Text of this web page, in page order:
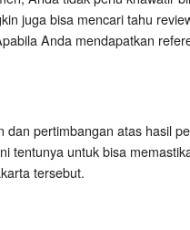
juga bisa mencari tahu
Anda mendapatkan
pertimbangan atas hasil
tentunya untuk bisa
tersebut.